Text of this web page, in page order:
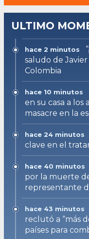
ULTIMO
hace 2 minutos
saludo de
Colombia
hace 10 minutos
en su casa a
masacre en la
hace 24 minutos
clave en el
hace 40 minutos
por la muerte
representante
hace 43 minutos
reclutó a “más
países para